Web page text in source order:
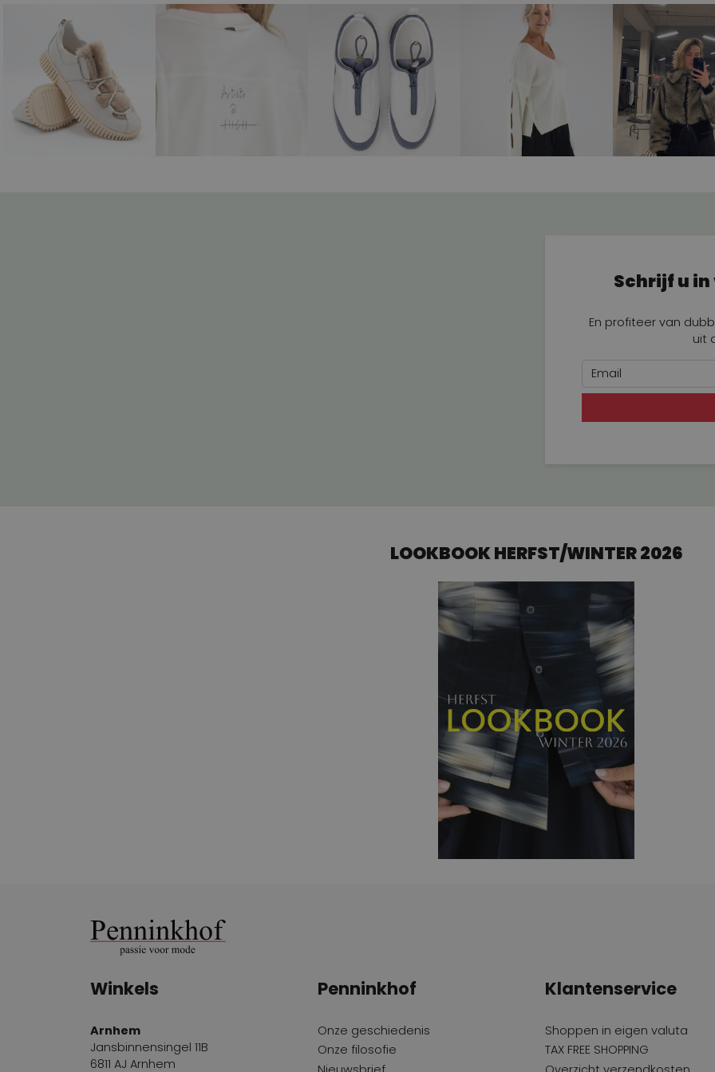
Schrijf u
En profiteer van
uit
Email
LOOKBOOK HERFST/WINTER 2026
Winkels
Arnhem
Jansbinnensingel 11B
6811 AJ Arnhem
Penninkhof
Onze geschiedenis
Onze filosofie
Klantenservice
Shoppen in eigen valuta
TAX FREE SHOPPING